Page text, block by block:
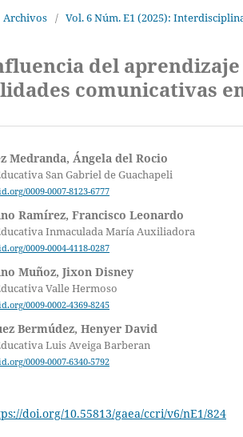
Archivos / Vol. 6 Núm. E1 (2025):
del
comunicativas
Medranda, Ángela del Rocio
San Gabriel de Guachapeli
0009-0007-8123-6777
Ramírez, Francisco Leonardo
Inmaculada María Auxiliadora
0009-0004-4118-0287
Muñoz, Jixon Disney
Valle Hermoso
0009-0002-4369-8245
Bermúdez, Henyer David
Luis Aveiga Barberan
0009-0007-6340-5792
doi.org/10.55813/gaea/ccri/v6/nE1/824